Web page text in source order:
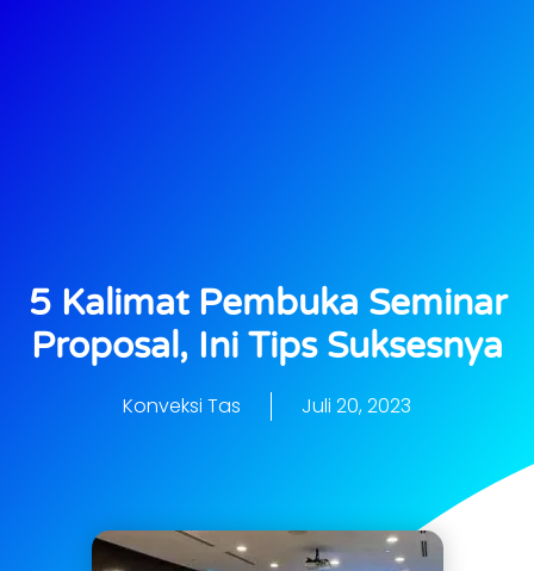
5 Kalimat Pembuka Seminar
Proposal, Ini Tips Suksesnya
Konveksi Tas Juli 20, 2023